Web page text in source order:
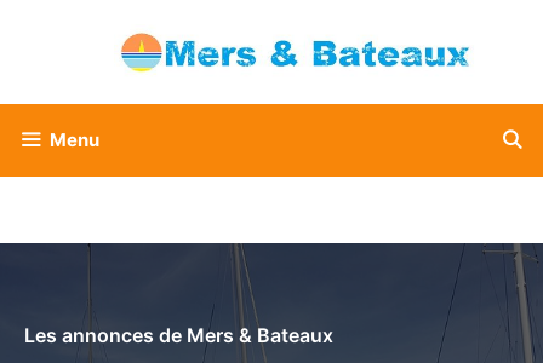
Menu
Les annonces de Mers & Bateaux